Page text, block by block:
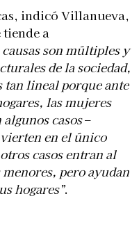
indicó Villanueva,
a
causas son múltiples y
de la sociedad,
tan lineal porque ante
las mujeres
casos–
en el único
casos entran al
pero ayudan
hogares”.